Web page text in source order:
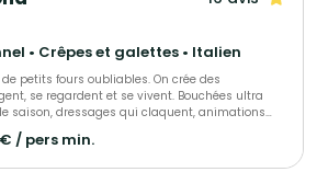
• Crêpes et galettes • Italien
petits fours oubliables. On crée des
et se vivent. Bouchées ultra
saison, dressages qui claquent, animations
qui crépite, découpe minute, cocktails qui
faire réagir les invités dès la première
/ pers min.